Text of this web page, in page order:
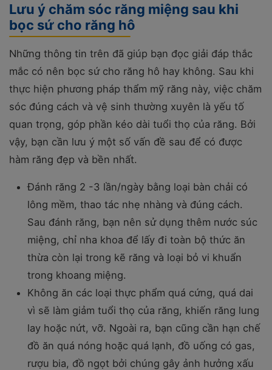
Lưu ý chăm sóc răng miệng sau khi
bọc sứ cho răng hô
Những thông tin trên đã giúp bạn đọc giải đáp thắc
mắc có nên bọc sứ cho răng hô hay không. Sau khi
thực hiện phương pháp thẩm mỹ răng này, việc chăm
sóc đúng cách và vệ sinh thường xuyên là yếu tố
quan trọng, góp phần kéo dài tuổi thọ của răng. Bởi
vậy, bạn cần lưu ý một số vấn đề sau để có được
hàm răng đẹp và bền nhất.
Đánh răng 2 -3 lần/ngày bằng loại bàn chải có
lông mềm, thao tác nhẹ nhàng và đúng cách.
Sau đánh răng, bạn nên sử dụng thêm nước súc
miệng, chỉ nha khoa để lấy đi toàn bộ thức ăn
thừa còn lại trong kẽ răng và loại bỏ vi khuẩn
trong khoang miệng.
Không ăn các loại thực phẩm quá cứng, quá dai
vì sẽ làm giảm tuổi thọ của răng, khiến răng lung
lay hoặc nứt, vỡ. Ngoài ra, bạn cũng cần hạn chế
đồ ăn quá nóng hoặc quá lạnh, đồ uống có gas,
rượu bia, đồ ngọt bởi chúng gây ảnh hưởng xấu